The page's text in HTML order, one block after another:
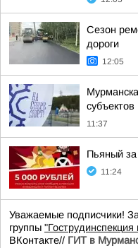
Сезон
дороги
12:05
11:37
Пьяный за
11:24
Уважаемые подписчики!
группы
ВКонтакте// ГИТ в